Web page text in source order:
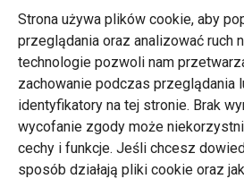
Strona używa plików cookie, aby
przeglądania oraz analizować ruch
technologie pozwoli nam
zachowanie podczas przeglądania
identyfikatory na tej stronie. Brak
wycofanie zgody może
cechy i funkcje. Jeśli chcesz
sposób działają pliki cookie oraz
Zarząd Transportu Miejskiego w
Napisz do nas
tel. 61 646 33 44
ul. Matejki 59, 60-770 Poznań